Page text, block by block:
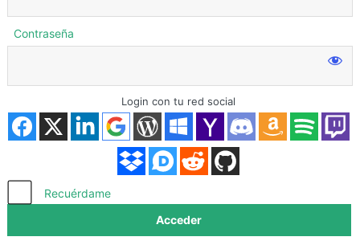
Acceder
Contraseña
Login con tu red social
Recuérdame